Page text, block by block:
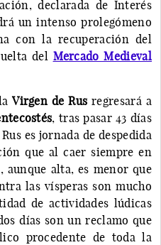
declarada de Interés
un intenso prolegómeno
con la recuperación del
del Mercado Medieval
Virgen de Rus regresará a
, tras pasar 43 días
es jornada de despedida
que al caer siempre en
alta, es menor que
las vísperas son mucho
de actividades lúdicas
días son un reclamo que
procedente de toda la